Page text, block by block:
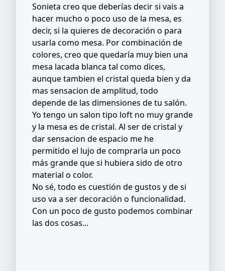
Sonieta creo que deberías decir si vais a
hacer mucho o poco uso de la mesa, es
decir, si la quieres de decoración o para
usarla como mesa. Por combinación de
colores, creo que quedaría muy bien una
mesa lacada blanca tal como dices,
aunque tambien el cristal queda bien y da
mas sensacion de amplitud, todo
depende de las dimensiones de tu salón.
Yo tengo un salon tipo loft no muy grande
y la mesa es de cristal. Al ser de cristal y
dar sensacion de espacio me he
permitido el lujo de comprarla un poco
más grande que si hubiera sido de otro
material o color.
No sé, todo es cuestión de gustos y de si
uso va a ser decoración o funcionalidad.
Con un poco de gusto podemos combinar
las dos cosas...